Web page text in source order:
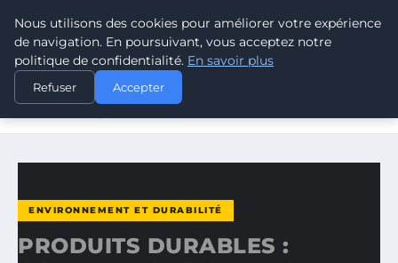
CLIMATE RESPONSE BLOG
ACCUEIL
ENVIRONNEMENT ET DURABILITÉ
PRODUITS DURABLES : COMMENT CHOISIR DES
ENVIRONNEMENT ET DURABILITÉ
PRODUITS DURABLES :
Nous utilisons des cookies pour améliorer votre expérience
de navigation. En poursuivant, vous acceptez notre
politique de confidentialité. En savoir plus
Refuser Accepter